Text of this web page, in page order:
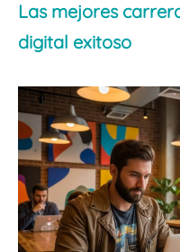
Las mejores
digital exitoso